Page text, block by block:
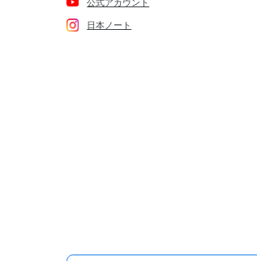
公式アカウント
日本ノート